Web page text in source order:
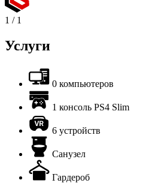
1 / 1
Услуги
0 компьютеров
1 консоль PS4 Slim
6 устройств
Санузел
Гардероб